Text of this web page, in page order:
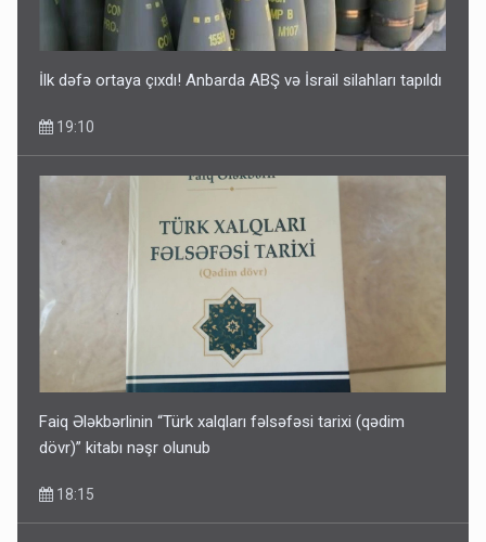
İlk dəfə ortaya çıxdı! Anbarda ABŞ və İsrail silahları tapıldı
19:10
Faiq Ələkbərlinin “Türk xalqları fəlsəfəsi tarixi (qədim
dövr)” kitabı nəşr olunub
18:15